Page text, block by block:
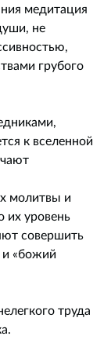
медитация
не
грубого
к вселенной
молитвы и
их уровень
совершить
«божий
труда